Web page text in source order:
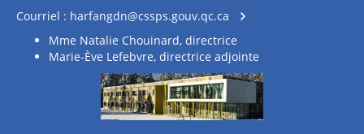
Courriel : harfangdn@cssps.gouv.qc.ca
Mme Natalie Chouinard, directrice
Marie-Ève Lefebvre, directrice adjointe